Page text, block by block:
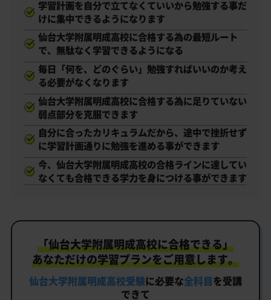
学習計画を自分で立てなくていいから勉強する事だ
けに集中できるようになります
仙台大学附属明成高校に合格する為の最短ルート
で、無駄なく学習できるようになる
毎日「何を、どのぐらい」勉強すればいいのか考え
る必要がなくなります
仙台大学附属明成高校に合格する為に足りていない
弱点部分を克服できます
自分に合ったカリキュラムだから、途中で挫折せず
に学習計画通りに勉強を進める事ができます
今、仙台大学附属明成高校の合格ラインに達してい
なくても合格できる学力を身につける事ができます
「仙台大学附属明成高校に合格できる」
あなただけの学習プランをご用意します。
仙台大学附属明成高校受験に必要な全科目を受講
できて